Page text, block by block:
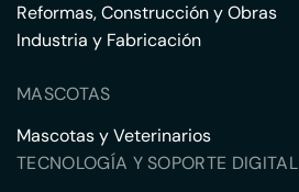
Reformas, Construcción y Obras
Industria y Fabricación
MASCOTAS
Mascotas y Veterinarios
TECNOLOGÍA Y SOPORTE DIGITAL